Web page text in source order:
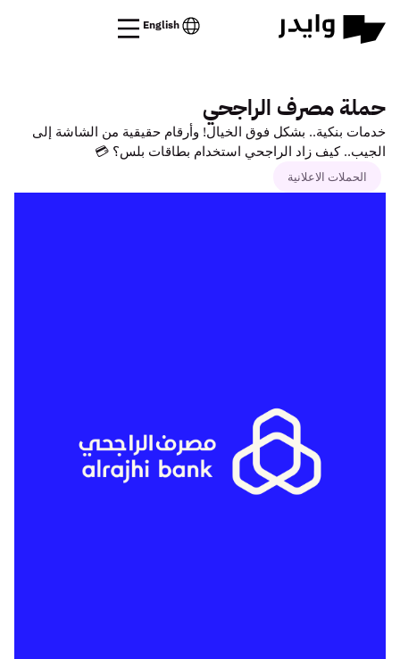
حملة مصرف الراجحي
خدمات بنكية.. بشكل فوق الخيال! وأرقام حقيقية من الشاشة إلى
الجيب.. كيف زاد الراجحي استخدام بطاقات بلس؟ 💳
الحملات الاعلانية